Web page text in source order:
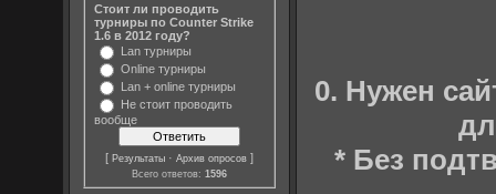
Стоит ли проводить
турниры по Counter Strike
1.6 в 2012 году?
Lan турниры
Online турниры
Lan + online турниры
Не стоит проводить
вообще
[Результаты ·Архив опросов ]
Всего ответов:1596
0. Нужен
* Без